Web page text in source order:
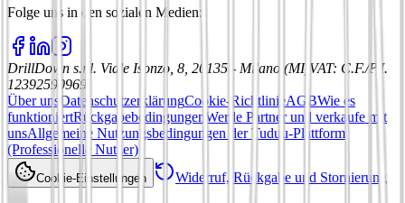
Folge uns in den sozialen Medien:
DrillDown s.r.l. Viale Isonzo, 8, 20135 - Milano (MI) VAT: C.F./P.I.
12392590969
Über uns DatenschutzerklärungCookie-RichtlinieAGBWie es
funktioniertRückgabebedingungen Werde Partner und verkaufe mit
unsAllgemeine Nutzungsbedingungen der Tuduu-Plattform
(Professionelle Nutzer)
Cookie-Einstellungen Widerruf, Rückgabe und Stornierung